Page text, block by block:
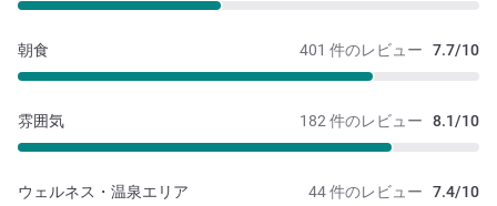
401 件のレビュー 7.7/10
朝食
182 件のレビュー 8.1/10
雰囲気
44 件のレビュー 7.4/10
ウェルネス・温泉エリア